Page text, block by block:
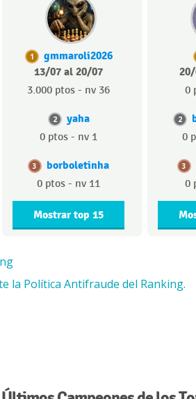
1
gmmaroli2026
13/07 al 20/07
3.000 ptos - nv 36
2 yaha
0 ptos - nv 1
3 borboletinha
0 ptos - nv 11
Mostrar top 15
0
2
0
3
0
la Política Antifraude del Ranking.